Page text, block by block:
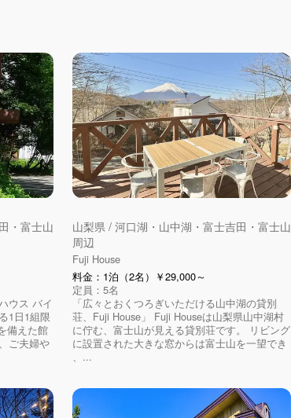
・富士山
ウス バイ
1日1組限
備えた館
ご夫婦や
山梨県 / 河口湖・山中湖・富士吉田・富士山
周辺
Fuji House
料金：1泊（2名）￥29,000～
定員：5名
「広々とおくつろぎいただける山中湖の貸別
荘、Fuji House」 Fuji Houseは山梨県山中湖村
に佇む、富士山が見える貸別荘です。 リビング
に設置された大きな窓からは富士山を一望でき
、...